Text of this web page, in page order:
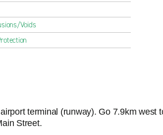
Voids
terminal (runway). Go 7.9km west
Street.